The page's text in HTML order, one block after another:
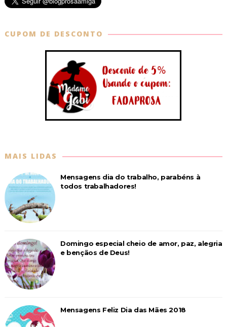
CUPOM DE DESCONTO
MAIS LIDAS
Mensagens dia do trabalho, parabéns à
todos trabalhadores!
Domingo especial cheio de amor, paz, alegria
e bençãos de Deus!
Mensagens Feliz Dia das Mães 2018